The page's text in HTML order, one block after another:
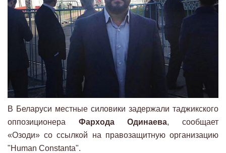
В Беларуси местные силовики задержали таджикского
оппозиционера Фархода Одинаева, сообщает
«Озоди» со ссылкой на правозащитную организацию
"Human Constanta".